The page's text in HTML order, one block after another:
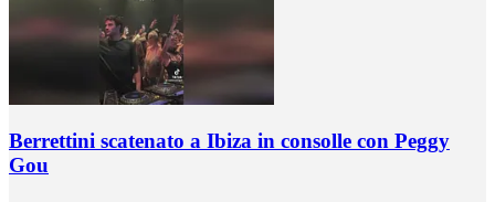
Berrettini scatenato a Ibiza in consolle con Peggy
Gou